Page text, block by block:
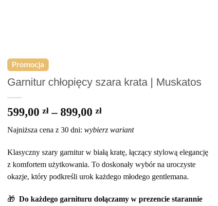
Promocja
Garnitur chłopięcy szara krata | Muskatos
599,00 zł – 899,00 złPrice
599,00 zł
through
899,00 zł
Najniższa cena z 30 dni: wybierz wariant
Klasyczny szary garnitur w białą kratę, łączący stylową elegancję
z komfortem użytkowania. To doskonały wybór na uroczyste
okazje, który podkreśli urok każdego młodego gentlemana.
🎁 Do każdego garnituru dołączamy w prezencie starannie